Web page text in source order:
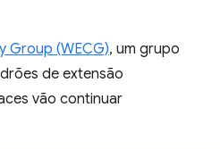
Group (WECG), um grupo
de extensão
vão continuar